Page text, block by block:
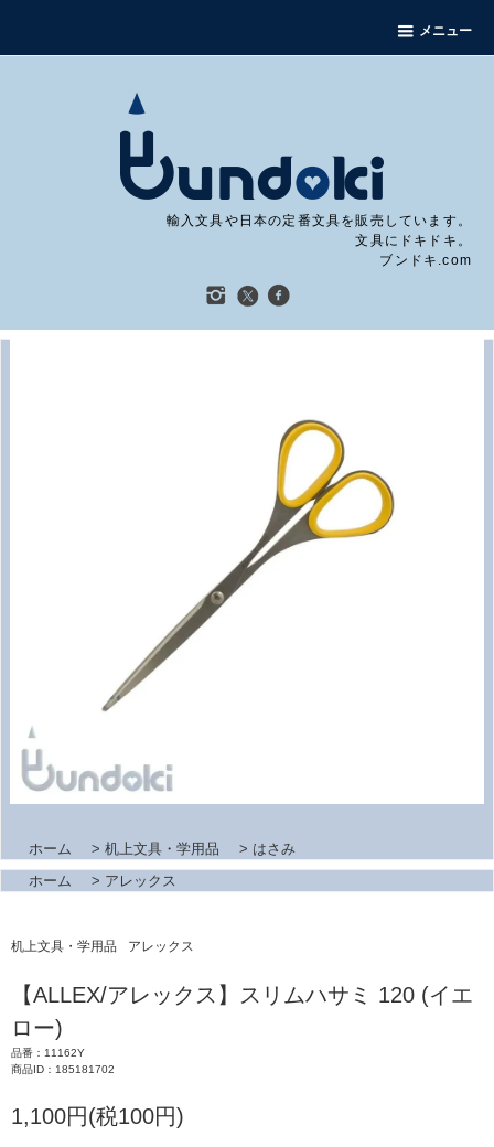
メニュー
輸入文具や日本の定番文具を販売しています。
文具にドキドキ。
ブンドキ.com
ホーム > 机上文具・学用品 > はさみ
ホーム
> アレックス
机上文具・学用品 アレックス
【ALLEX/アレックス】スリムハサミ 120 (イエ
ロー)
品番：11162Y
商品ID：185181702
1,100円(税100円)